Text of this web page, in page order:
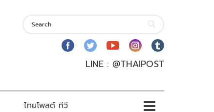
LINE : @THAIPOST
ไทยโพสต์ ทีวี